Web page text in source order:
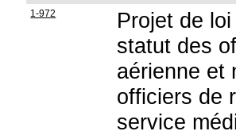
1-972
Projet de
statut des
aérienne et
officiers de
service